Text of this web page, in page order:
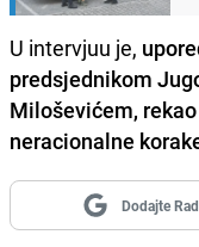
U intervjuu je,
predsjednikom
Miloševićem,
neracionalne
Dodajte